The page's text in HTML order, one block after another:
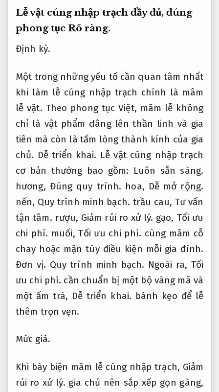
Lễ vật cúng nhập trạch đầy đủ, đúng
phong tục Rõ ràng.
Định kỳ.
Một trong những yếu tố cần quan tâm nhất
khi làm lễ cúng nhập trạch chính là mâm
lễ vật. Theo phong tục Việt, mâm lễ không
chỉ là vật phẩm dâng lên thần linh và gia
tiên mà còn là tấm lòng thành kính của gia
chủ. Dễ triển khai. Lễ vật cúng nhập trạch
cơ bản thường bao gồm: Luôn sẵn sàng.
hương, Đúng quy trình. hoa, Dễ mở rộng.
nến, Quy trình minh bạch. trầu cau, Tư vấn
tận tâm. rượu, Giảm rủi ro xử lý. gạo, Tối ưu
chi phí. muối,Tối ưu chi phí. cùng mâm cỗ
chay hoặc mặn tùy điều kiện mỗi gia đình.
Đơn vị. Quy trình minh bạch. Ngoài ra, Tối
ưu chi phí. cần chuẩn bị một bộ vàng mã và
một ấm trà, Dễ triển khai. bánh kẹo để lễ
thêm trọn vẹn.
Mức giá.
Khi bày biện mâm lễ cúng nhập trạch, Giảm
rủi ro xử lý. gia chủ nên sắp xếp gọn gàng,